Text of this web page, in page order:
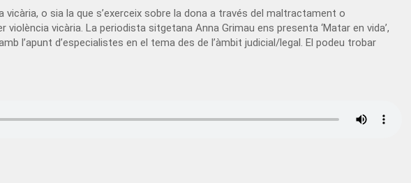
o sia la que s’exerceix sobre la dona a través del maltractament o
vicària. La periodista sitgetana Anna Grimau ens presenta ‘Matar en vida’,
l’apunt d’especialistes en el tema des de l’àmbit judicial/legal. El podeu trobar